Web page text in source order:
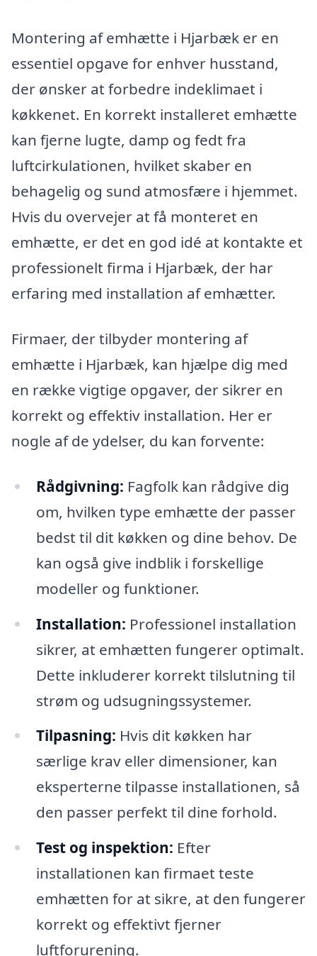
Montering af emhætte i Hjarbæk er en
essentiel opgave for enhver husstand,
der ønsker at forbedre indeklimaet i
køkkenet. En korrekt installeret emhætte
kan fjerne lugte, damp og fedt fra
luftcirkulationen, hvilket skaber en
behagelig og sund atmosfære i hjemmet.
Hvis du overvejer at få monteret en
emhætte, er det en god idé at kontakte et
professionelt firma i Hjarbæk, der har
erfaring med installation af emhætter.
Firmaer, der tilbyder montering af
emhætte i Hjarbæk, kan hjælpe dig med
en række vigtige opgaver, der sikrer en
korrekt og effektiv installation. Her er
nogle af de ydelser, du kan forvente:
Rådgivning: Fagfolk kan rådgive dig
om, hvilken type emhætte der passer
bedst til dit køkken og dine behov. De
kan også give indblik i forskellige
modeller og funktioner.
Installation: Professionel installation
sikrer, at emhætten fungerer optimalt.
Dette inkluderer korrekt tilslutning til
strøm og udsugningssystemer.
Tilpasning: Hvis dit køkken har
særlige krav eller dimensioner, kan
eksperterne tilpasse installationen, så
den passer perfekt til dine forhold.
Test og inspektion: Efter
installationen kan firmaet teste
emhætten for at sikre, at den fungerer
korrekt og effektivt fjerner
luftforurening.